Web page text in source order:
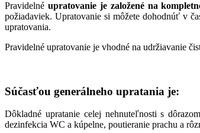
Pravidelné upratovanie je založené na
požiadaviek. Upratovanie si môžete dohodnúť v
upratovania.
Pravidelné upratovanie je vhodné na udržiavanie
Súčasťou generálneho upratania je:
Dôkladné upratanie celej nehnuteľnosti s
dezinfekcia WC a kúpelne, poutieranie prachu a